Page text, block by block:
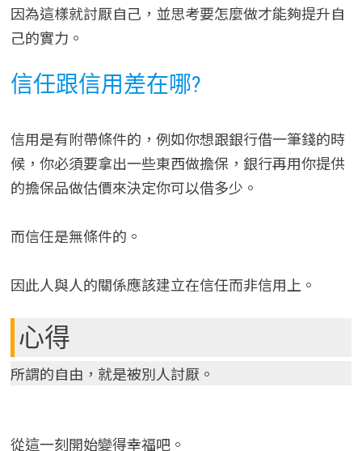
因為這樣就討厭自己，並思考要怎麼做才能夠提升自
己的實力。
信任跟信用差在哪?
信用是有附帶條件的，例如你想跟銀行借一筆錢的時
候，你必須要拿出一些東西做擔保，銀行再用你提供
的擔保品做估價來決定你可以借多少。
而信任是無條件的。
因此人與人的關係應該建立在信任而非信用上。
心得
所謂的自由，就是被別人討厭。
從這一刻開始變得幸福吧。